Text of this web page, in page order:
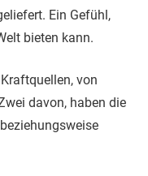
Ein Gefühl,
bieten kann.
von
davon, haben die